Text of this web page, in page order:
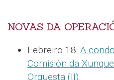
NOVAS DA
Febreiro 18: A
Comisión da
Orquesta (II).